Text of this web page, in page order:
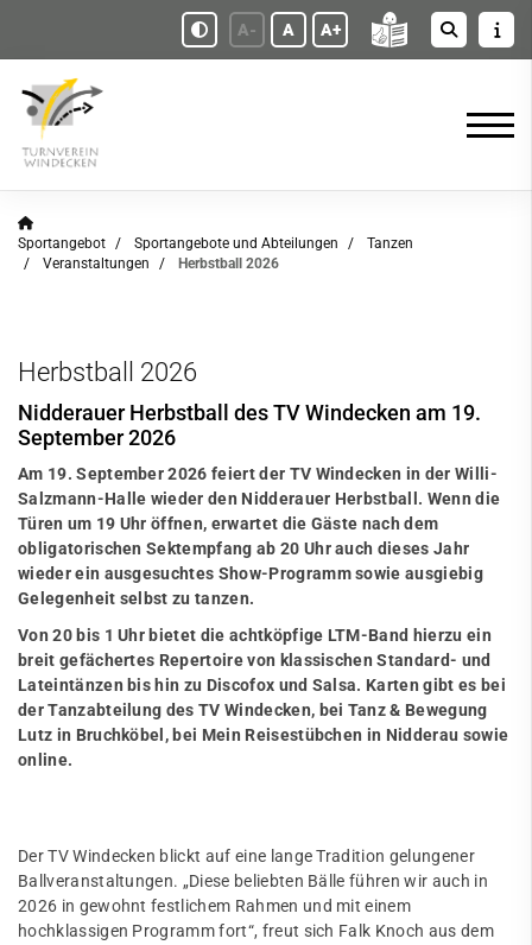
A- A A+
Sportangebot Sportangebote und Abteilungen
Tanzen
Veranstaltungen
Herbstball 2026
Herbstball 2026
Nidderauer Herbstball des TV Windecken am 19.
September 2026
Am 19. September 2026 feiert der TV Windecken in der Willi-
Salzmann-Halle wieder den Nidderauer Herbstball. Wenn die
Türen um 19 Uhr öffnen, erwartet die Gäste nach dem
obligatorischen Sektempfang ab 20 Uhr auch dieses Jahr
wieder ein ausgesuchtes Show-Programm sowie ausgiebig
Gelegenheit selbst zu tanzen.
Von 20 bis 1 Uhr bietet die achtköpfige LTM-Band hierzu ein
breit gefächertes Repertoire von klassischen Standard- und
Lateintänzen bis hin zu Discofox und Salsa. Karten gibt es bei
der Tanzabteilung des TV Windecken, bei Tanz & Bewegung
Lutz in Bruchköbel, bei Mein Reisestübchen in Nidderau sowie
online.
Der TV Windecken blickt auf eine lange Tradition gelungener
Ballveranstaltungen. „Diese beliebten Bälle führen wir auch in
2026 in gewohnt festlichem Rahmen und mit einem
hochklassigen Programm fort“, freut sich Falk Knoch aus dem